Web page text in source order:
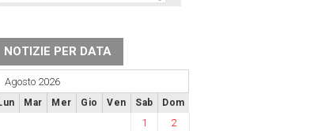
NOTIZIE PER DATA
Agosto 2026
Mar Mer Gio Ven Sab Dom
1
2